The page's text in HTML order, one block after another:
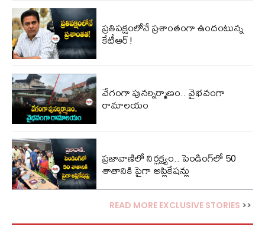
ప్ర‌తిప‌క్షంలోనే ప్ర‌శాంతంగా ఉందంటున్న
కేటీఆర్!
వేగంగా పునర్నిర్మాణం.. వైభవంగా
రామాలయం
ప్రజావాణిలో నిర్లక్ష్యం.. పెండింగ్‌లో 50
శాతానికి పైగా అప్లికేషన్లు
READ MORE EXCLUSIVE STORIES >>